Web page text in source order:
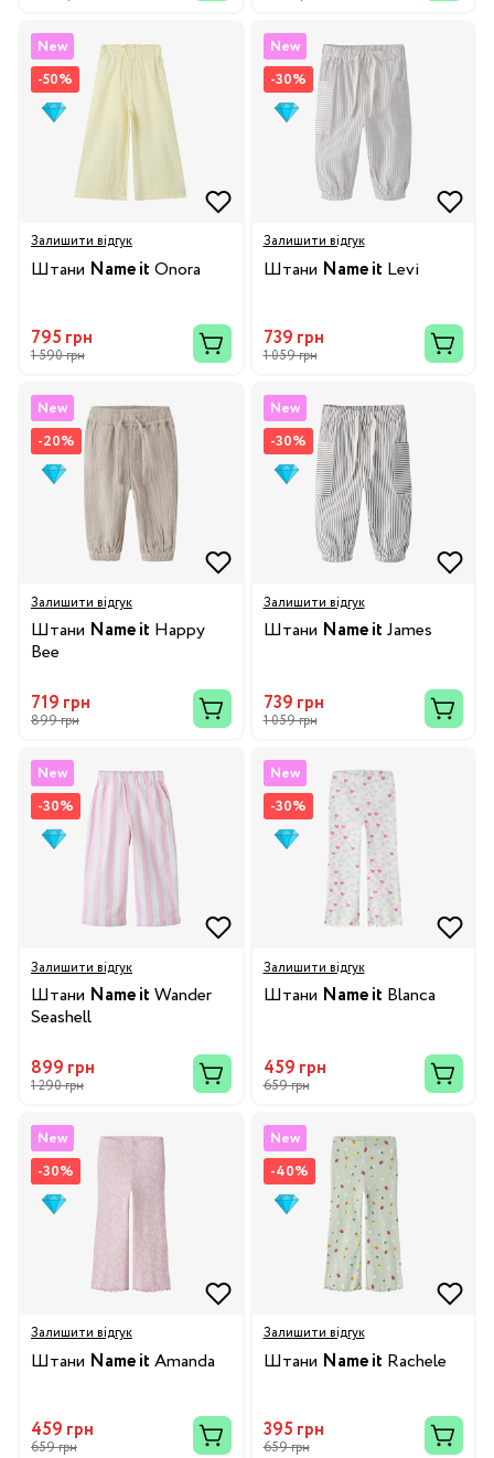
New
-50%
Залишити відгук
Штани Name it Onora
795 грн
1 590 грн
New
-30%
Залишити відгук
Штани Name it Levi
739 грн
1 059 грн
New
-20%
Залишити відгук
Штани Name it Happy
Bee
719 грн
899 грн
New
-30%
Залишити відгук
Штани Name it James
739 грн
1 059 грн
New
-30%
Залишити відгук
Штани Name it Wander
Seashell
899 грн
1 290 грн
New
-30%
Залишити відгук
Штани Name it Blanca
459 грн
659 грн
New
-30%
Залишити відгук
Штани Name it Amanda
459 грн
659 грн
New
-40%
Залишити відгук
Штани Name it Rachele
395 грн
659 грн